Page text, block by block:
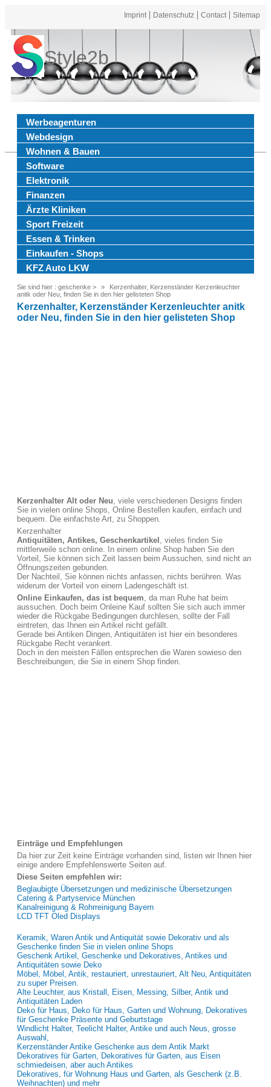
Imprint Datenschutz Contact Sitemap
Style2b
Werbeagenturen
Webdesign
Wohnen & Bauen
Software
Elektronik
Finanzen
Ärzte Kliniken
Sport Freizeit
Essen & Trinken
Einkaufen - Shops
KFZ Auto LKW
Sie sind hier : geschenke >
Kerzenhalter, Kerzenständer Kerzenleuchter
anitk oder Neu, finden Sie in den hier gelisteten Shop
Kerzenhalter, Kerzenständer Kerzenleuchter anitk
oder Neu, finden Sie in den hier gelisteten Shop
Kerzenhalter Alt oder Neu, viele verschiedenen Designs finden
Sie in vielen online Shops, Online Bestellen kaufen, einfach und
bequem. Die einfachste Art, zu Shoppen.
Kerzenhalter
Antiquitäten, Antikes, Geschenkartikel , vieles finden Sie
mittlerweile schon online. In einem online Shop haben Sie den
Vorteil, Sie können sich Zeit lassen beim Aussuchen, sind nicht an
Öffnungszeiten gebunden.
Der Nachteil, Sie können nichts anfassen, nichts berühren. Was
widerum der Vorteil von einem Ladengeschäft ist.
Online Einkaufen, das ist bequem, da man Ruhe hat beim
aussuchen. Doch beim Onleine Kauf sollten Sie sich auch immer
wieder die Rückgabe Bedingungen durchlesen, sollte der Fall
eintreten, das Ihnen ein Artikel nicht gefällt.
Gerade bei Antiken Dingen, Antiquitäten ist hier ein besonderes
Rückgabe Recht verankert.
Doch in den meisten Fällen entsprechen die Waren sowieso den
Beschreibungen, die Sie in einem Shop finden.
Einträge und Empfehlungen
Da hier zur Zeit keine Einträge vorhanden sind, listen wir Ihnen hier
einige andere Empfehlenswerte Seiten auf.
Diese Seiten empfehlen wir:
Beglaubigte Übersetzungen und medizinische Übersetzungen
Catering & Partyservice München
Kanalreinigung & Rohrreinigung Bayern
LCD TFT Oled Displays
Keramik, Waren Antik und Antiquität sowie Dekorativ und als
Geschenke finden Sie in vielen online Shops
Geschenk Artikel, Geschenke und Dekoratives, Antikes und
Antiquitäten sowie Deko
Möbel, Möbel, Antik, restauriert, unrestauriert, Alt Neu, Antiquitäten
zu super Preisen.
Alte Leuchter, aus Kristall, Eisen, Messing, Silber, Antik und
Antiquitäten Laden
Deko für Haus, Deko für Haus, Garten und Wohnung, Dekoratives
für Geschenke Präsente und Geburtstage
Windlicht Halter, Teelicht Halter, Antike und auch Neus, grosse
Auswahl,
Kerzenständer Antike Geschenke aus dem Antik Markt
Dekoratives für Garten, Dekoratives für Garten, aus Eisen
schmiedeisen, aber auch Antikes
Dekoratives, für Wohnung Haus und Garten, als Geschenk (z.B.
Weihnachten) und mehr